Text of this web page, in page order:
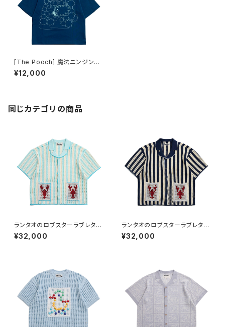
[The Pooch] 魔法ニンジンを
掴め 蓄光プリントTシャツ
¥12,000
同じカテゴリの商品
ランタオのロブスターラブレター
半袖オープンシャツ 水色
¥32,000
ランタオのロブスターラブレター
半袖オープンシャツ ネイビー
¥32,000